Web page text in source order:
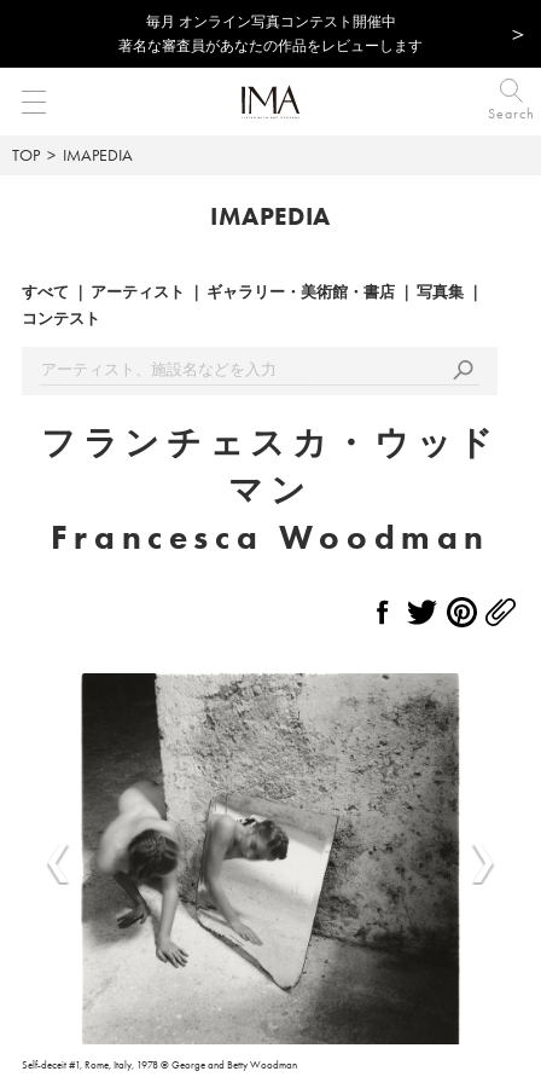
毎⽉ オンライン写真コンテスト開催中
著名な審査員があなたの作品をレビューします
Search
TOP IMAPEDIA
IMAPEDIA
すべて アーティスト ギャラリー・美術館・書店
写真集
コンテスト
フランチェスカ・ウッド
マン
Francesca Woodman
Self-deceit #1, Rome, Italy, 1978 © George and Betty Woodman